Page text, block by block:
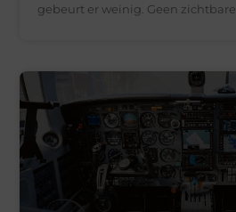
gebeurt er weinig. Geen zichtbare